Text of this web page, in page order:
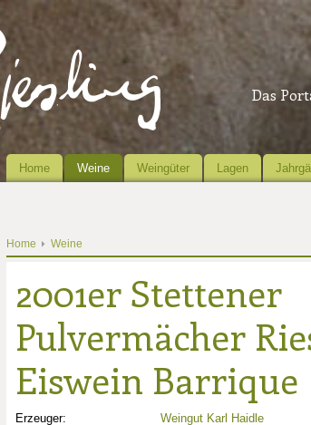
Das
Home Weine Weingüter Lagen
Home Weine
2001er Stettener
Pulvermächer
Eiswein Barrique
Erzeuger:
Weingut Karl Haidle